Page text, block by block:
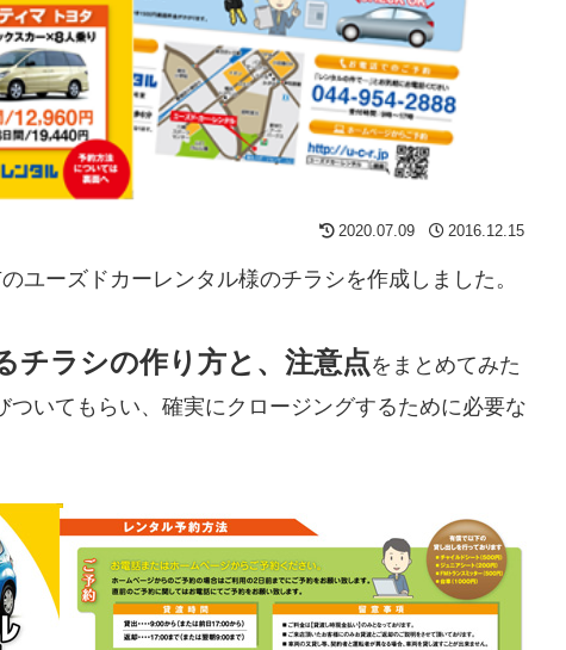
2020.07.09 2016.12.15
ユーズドカーレンタル様のチラシを作成しました。
チラシの作り方と、注意点をまとめてみた
いてもらい、確実にクロージングするために必要な